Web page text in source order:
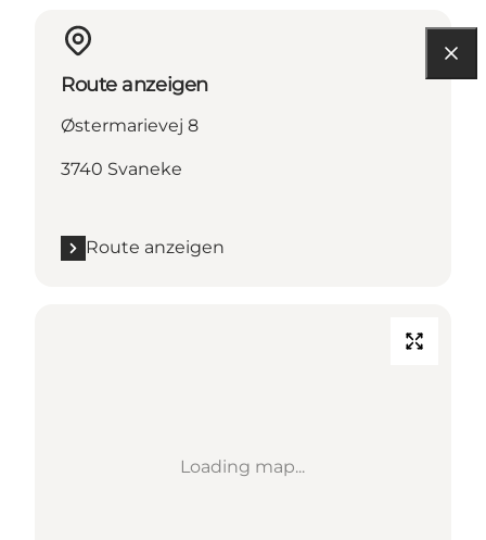
Route anzeigen
Østermarievej 8
3740 Svaneke
Route anzeigen
Loading map...